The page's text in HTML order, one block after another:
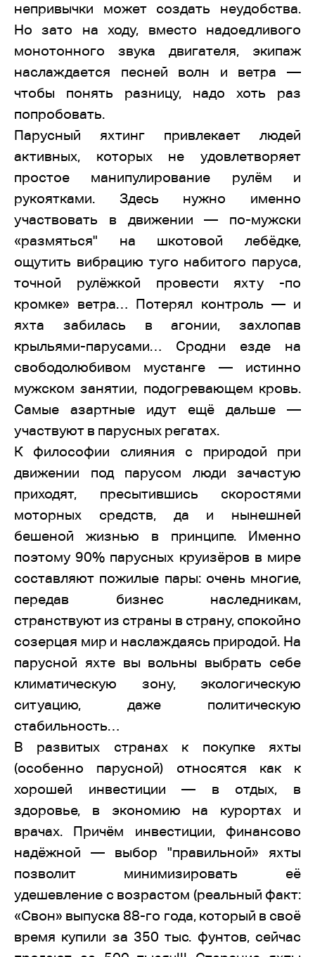
непривычки может создать неудобства.
Но зато на ходу, вместо надоедливого
монотонного звука двигателя, экипаж
наслаждается песней волн и ветра —
чтобы понять разницу, надо хоть раз
попробовать.
Парусный яхтинг привлекает людей
активных, которых не удовлетворяет
простое манипулирование рулём и
рукоятками. Здесь нужно именно
участвовать в движении — по-мужски
«размяться" на шкотовой лебёдке,
ощутить вибрацию туго набитого паруса,
точной рулёжкой провести яхту -по
кромке» ветра… Потерял контроль — и
яхта забилась в агонии, захлопав
крыльями-парусами… Сродни езде на
свободолюбивом мустанге — истинно
мужском занятии, подогревающем кровь.
Самые азартные идут ещё дальше —
участвуют в парусных регатах.
К философии слияния с природой при
движении под парусом люди зачастую
приходят, пресытившись скоростями
моторных средств, да и нынешней
бешеной жизнью в принципе. Именно
поэтому 90% парусных круизёров в мире
составляют пожилые пары: очень многие,
передав бизнес наследникам,
странствуют из страны в страну, спокойно
созерцая мир и наслаждаясь природой. На
парусной яхте вы вольны выбрать себе
климатическую зону, экологическую
ситуацию, даже политическую
стабильность…
В развитых странах к покупке яхты
(особенно парусной) относятся как к
хорошей инвестиции — в отдых, в
здоровье, в экономию на курортах и
врачах. Причём инвестиции, финансово
надёжной — выбор "правильной» яхты
позволит минимизировать её
удешевление с возрастом (реальный факт:
«Свон» выпуска 88-го года, который в своё
время купили за 350 тыс. фунтов, сейчас